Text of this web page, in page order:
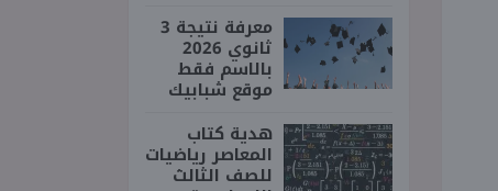
معرفة نتيجة 3
ثانوي 2026
بالاسم فقط
موقع شبابيك
هدية كتاب
المعاصر رياضيات
للصف الثالث